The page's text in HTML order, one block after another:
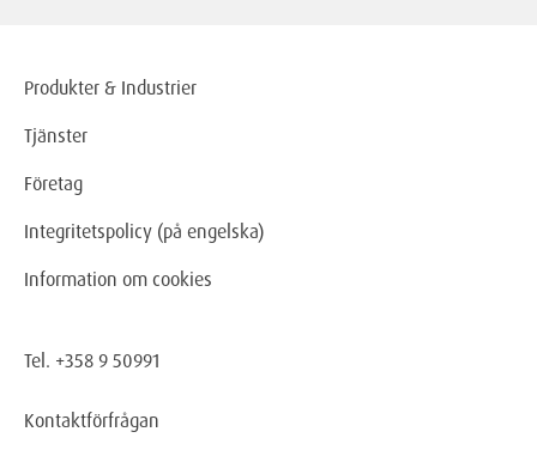
Produkter & Industrier
Tjänster
Företag
Integritetspolicy (på engelska)
Information om cookies
Tel. +358 9 50991
Kontaktförfrågan